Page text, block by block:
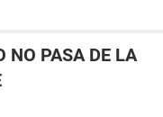
NO PASA DE LA